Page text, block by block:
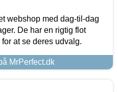
webshop med dag-til-dag
De har en rigtig flot
at se deres udvalg.
MrPerfect.dk